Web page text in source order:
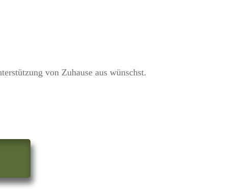
von Zuhause aus wünschst.